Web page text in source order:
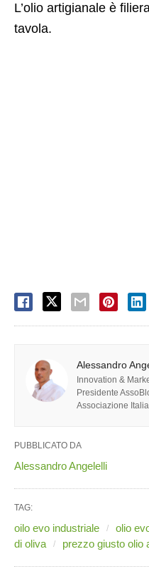
L’olio artigianale è
tavola.
Alessandro
Innovation &
Presidente
Associazione
PUBBLICATO DA
Alessandro Angelelli
TAG:
oilo evo industriale olio
di oliva
prezzo giusto olio